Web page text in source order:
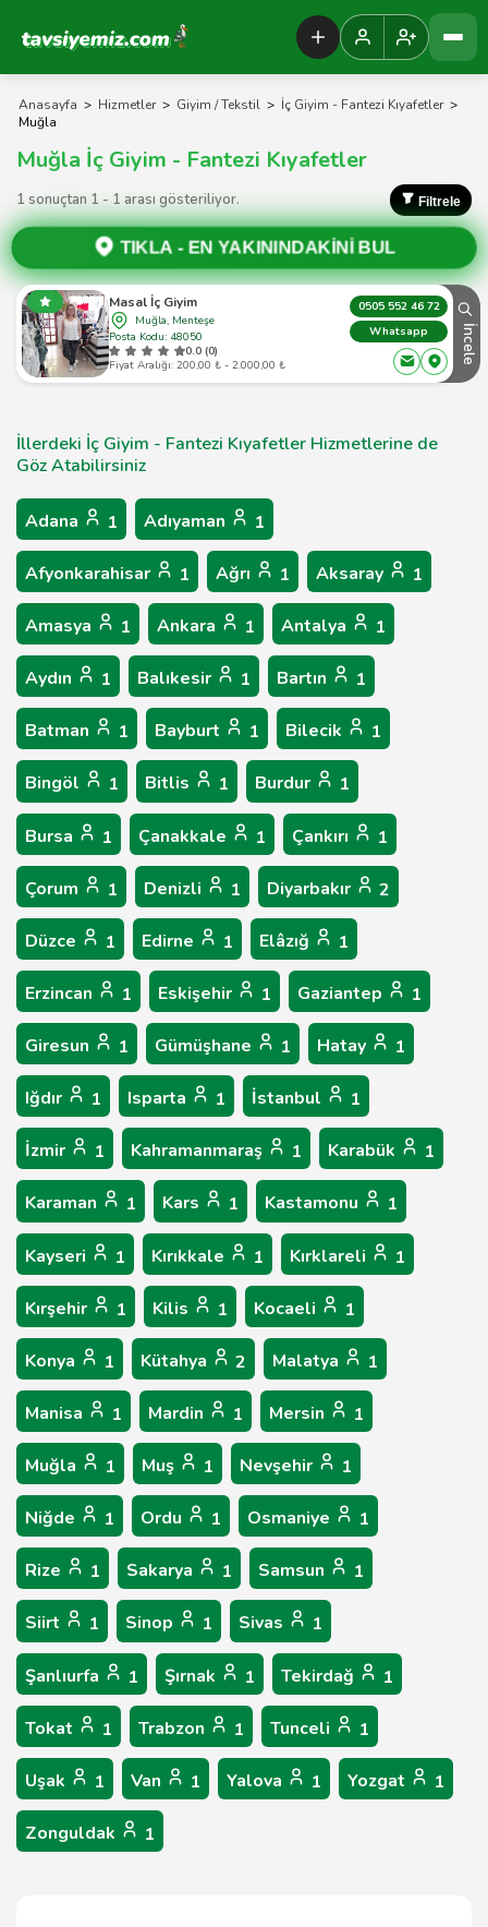
Tavsiyemiz Anasayfa
Anasayfa > Hizmetler > Giyim / Tekstil > İç Giyim - Fantezi Kıyafetler >
Muğla
Muğla İç Giyim - Fantezi Kıyafetler
1 sonuçtan 1 - 1 arası gösteriliyor. Filtrele
TIKLA -EN YAKININDAKİNİ BUL
Masal İç Giyim
Muğla, Menteşe
Posta Kodu: 48050
0.0 (0)
Fiyat Aralığı: 200,00 ₺ - 2.000,00 ₺
0505 552 46 72
Whatsapp
İncele
İllerdeki İç Giyim - Fantezi Kıyafetler Hizmetlerine de
Göz Atabilirsiniz
Adana 1 Adıyaman 1
Afyonkarahisar 1 Ağrı 1 Aksaray 1
Amasya 1 Ankara 1 Antalya 1
Aydın 1 Balıkesir 1 Bartın 1
Batman 1 Bayburt 1 Bilecik 1
Bingöl 1 Bitlis 1 Burdur 1
Bursa 1 Çanakkale 1 Çankırı 1
Çorum 1 Denizli 1 Diyarbakır 2
Düzce 1 Edirne 1 Elâzığ 1
Erzincan 1 Eskişehir 1 Gaziantep 1
Giresun 1 Gümüşhane 1 Hatay 1
Iğdır 1 Isparta 1 İstanbul 1
İzmir 1 Kahramanmaraş 1 Karabük 1
Karaman 1 Kars 1 Kastamonu 1
Kayseri 1 Kırıkkale 1 Kırklareli 1
Kırşehir 1 Kilis 1 Kocaeli 1
Konya 1 Kütahya 2 Malatya 1
Manisa 1 Mardin 1 Mersin 1
Muğla 1 Muş 1 Nevşehir 1
Niğde 1 Ordu 1 Osmaniye 1
Rize 1 Sakarya 1 Samsun 1
Siirt 1 Sinop 1 Sivas 1
Şanlıurfa 1 Şırnak 1 Tekirdağ 1
Tokat 1 Trabzon 1 Tunceli 1
Uşak 1 Van 1 Yalova 1 Yozgat 1
Zonguldak 1